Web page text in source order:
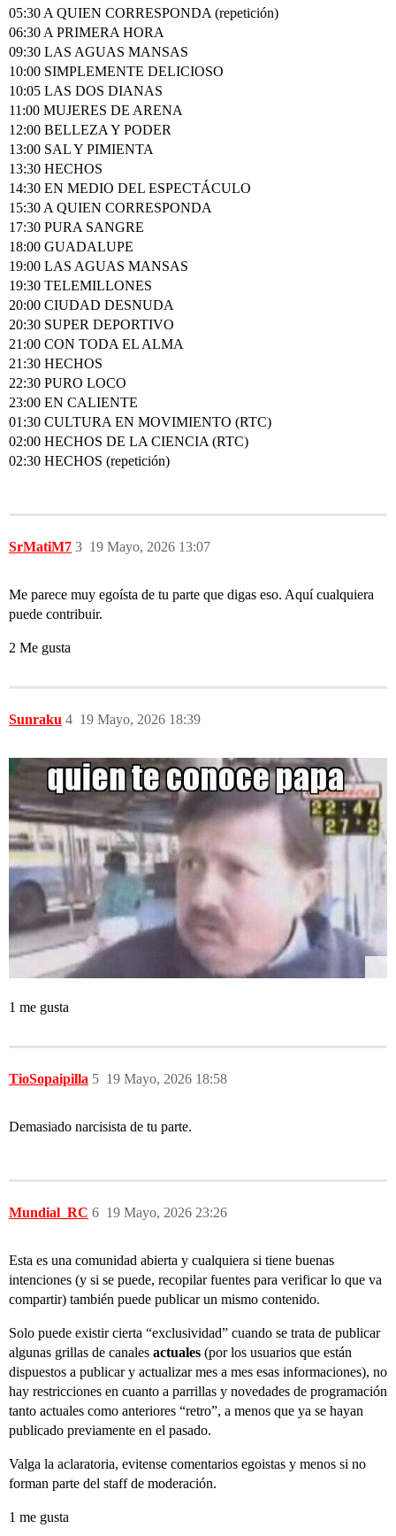
05:30 A QUIEN CORRESPONDA (repetición)
06:30 A PRIMERA HORA
09:30 LAS AGUAS MANSAS
10:00 SIMPLEMENTE DELICIOSO
10:05 LAS DOS DIANAS
11:00 MUJERES DE ARENA
12:00 BELLEZA Y PODER
13:00 SAL Y PIMIENTA
13:30 HECHOS
14:30 EN MEDIO DEL ESPECTÁCULO
15:30 A QUIEN CORRESPONDA
17:30 PURA SANGRE
18:00 GUADALUPE
19:00 LAS AGUAS MANSAS
19:30 TELEMILLONES
20:00 CIUDAD DESNUDA
20:30 SUPER DEPORTIVO
21:00 CON TODA EL ALMA
21:30 HECHOS
22:30 PURO LOCO
23:00 EN CALIENTE
01:30 CULTURA EN MOVIMIENTO (RTC)
02:00 HECHOS DE LA CIENCIA (RTC)
02:30 HECHOS (repetición)
SrMatiM7 19 Mayo, 2026 13:07
3
Me parece muy egoísta de tu parte que digas eso. Aquí cualquiera
puede contribuir.
2 Me gusta
Sunraku 19 Mayo, 2026 18:39
4
1 me gusta
TioSopaipilla 19 Mayo, 2026 18:58
5
Demasiado narcisista de tu parte.
Mundial_RC 19 Mayo, 2026 23:26
6
Esta es una comunidad abierta y cualquiera si tiene buenas
intenciones (y si se puede, recopilar fuentes para verificar lo que va
compartir) también puede publicar un mismo contenido.
Solo puede existir cierta “exclusividad” cuando se trata de publicar
algunas grillas de canales actuales (por los usuarios que están
dispuestos a publicar y actualizar mes a mes esas informaciones), no
hay restricciones en cuanto a parrillas y novedades de programación
tanto actuales como anteriores “retro”, a menos que ya se hayan
publicado previamente en el pasado.
Valga la aclaratoria, evitense comentarios egoistas y menos si no
forman parte del staff de moderación.
1 me gusta